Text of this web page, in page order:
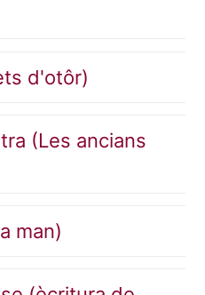
d'otôr)
(Les ancians
man)